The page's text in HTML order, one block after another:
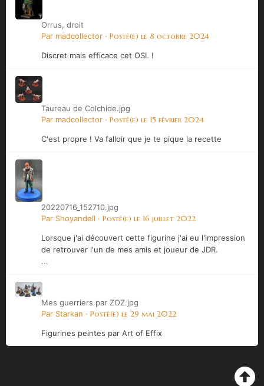
Orrus, droit
Par madcollector · Posté(e) le 8 octobre 2024
Discret mais efficace cet OSL !
Taureau de Colchide.jpg
Par madcollector · Posté(e) le 15 février 2024
C'est propre ! Va falloir que je te pique la recette
20220716_152710.jpg
Par Shoyandell · Posté(e) le 16 juillet 2022
Lorsque j'ai découvert cette figurine j'ai eu l'impression
de retrouver l'un de mes amis et joueur de JDR.
...
Mes guerriers par ZOZ.jpg
Par Starkan · Posté(e) le 29 mai 2022
Figurines peintes par Art of Effix